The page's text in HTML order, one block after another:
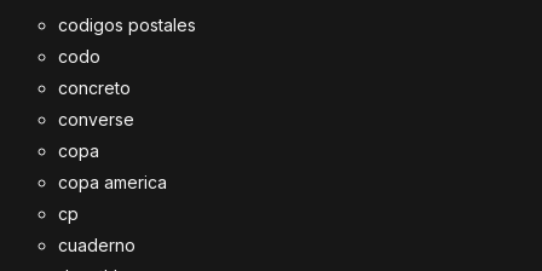
codigos postales
codo
concreto
converse
copa
copa america
cp
cuaderno